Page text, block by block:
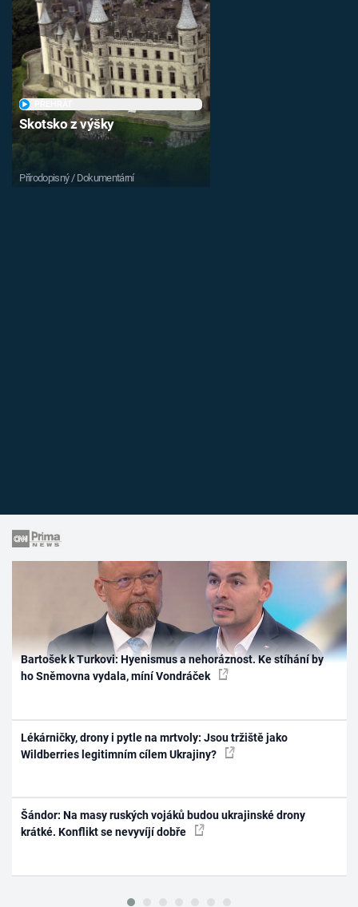
Skotsko z výšky
Přírodopisný / Dokumentární
Bartošek k Turkovi: Hyenismus a nehoráznost. Ke stíhání by
ho Sněmovna vydala, míní Vondráček
Lékárničky, drony i pytle na mrtvoly: Jsou tržiště jako
Wildberries legitimním cílem Ukrajiny?
Šándor: Na masy ruských vojáků budou ukrajinské drony
krátké. Konflikt se nevyvíjí dobře